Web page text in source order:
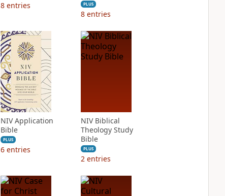
8 entries PLUS
8 entries
NIV Application
Bible
PLUS
6 entries
NIV Biblical
Theology Study
Bible
PLUS
2 entries